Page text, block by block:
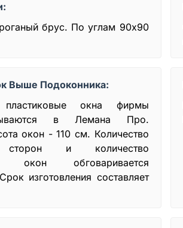
брус. По углам 90х90
Выше Подоконника:
пластиковые окна фирмы
в Лемана Про.
окон - 110 см. Количество
сторон и количество
окон обговаривается
изготовления составляет